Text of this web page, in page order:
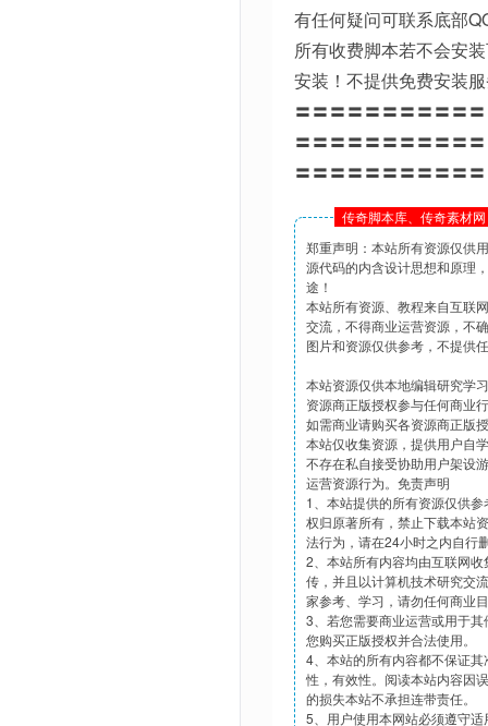
有任何疑问可联系底部
所有收费脚本若不会安
安装！不提供免费安装
〓〓〓〓〓〓〓〓〓〓
〓〓〓〓〓〓〓〓〓〓
〓〓〓〓〓〓〓〓〓〓
传奇脚本库、传奇素材
郑重声明：本站所有资源仅供
源代码的内含设计思想和原理
途！
本站所有资源、教程来自互联
交流，不得商业运营资源，不
图片和资源仅供参考，不提供
本站资源仅供本地编辑研究学
资源商正版授权参与任何商业
如需商业请购买各资源商正版
本站仅收集资源，提供用户自
不存在私自接受协助用户架设
运营资源行为。免责声明
1、本站提供的所有资源仅供
权归原著所有，禁止下载本站
法行为，请在24小时之内自行
2、本站所有内容均由互联网
传，并且以计算机技术研究交
家参考、学习，请勿任何商业
3、若您需要商业运营或用于
您购买正版授权并合法使用。
4、本站的所有内容都不保证
性，有效性。阅读本站内容因
的损失本站不承担连带责任。
5、用户使用本网站必须遵守